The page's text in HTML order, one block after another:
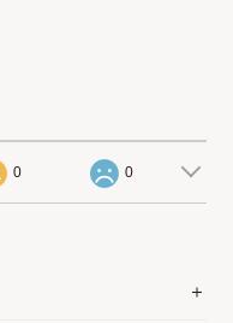
0 0